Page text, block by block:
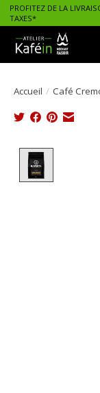
PROFITEZ DE LA
TAXES*
Accueil / Café